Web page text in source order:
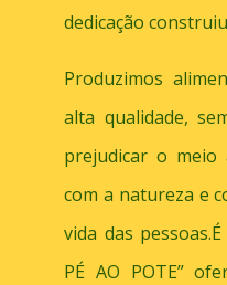
dedicação construiu
Produzimos
alta qualidade,
prejudicar o meio
com a natureza e
vida das
PÉ AO POTE”